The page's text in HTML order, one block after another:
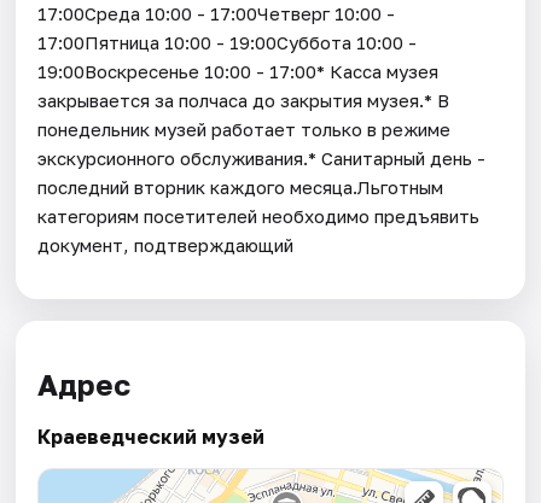
17:00Среда 10:00 - 17:00Четверг 10:00 -
17:00Пятница 10:00 - 19:00Суббота 10:00 -
19:00Воскресенье 10:00 - 17:00* Касса музея
закрывается за полчаса до закрытия музея.* В
понедельник музей работает только в режиме
экскурсионного обслуживания.* Санитарный день -
последний вторник каждого месяца.Льготным
категориям посетителей необходимо предъявить
документ, подтверждающий
Адрес
Краеведческий музей